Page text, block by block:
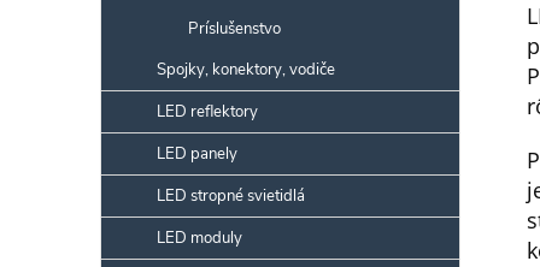
Príslušenstvo
Spojky, konektory, vodiče
LED reflektory
LED panely
LED stropné svietidlá
LED moduly